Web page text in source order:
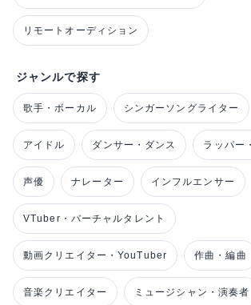
リモートオーディション
ジャンルで探す
歌手・ボーカル シンガーソングライター
アイドル ダンサー・ダンス ラッパー
声優 ナレーター インフルエンサー
VTuber・バーチャルタレント
動画クリエイター・YouTuber 作曲・編曲
音楽クリエイター ミュージシャン・演奏者